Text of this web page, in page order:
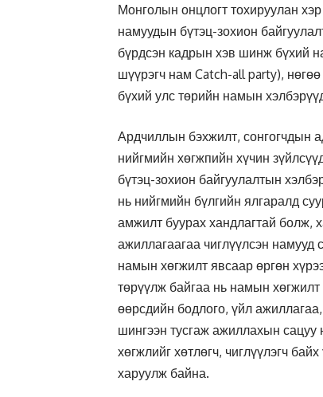
Монголын онцлогт тохируулан
намуудын бүтэц-зохион
бүрдсэн кадрын хэв шинж бүхий
шүүрэгч нам Catch-all party),
бүхий улс төрийн намын
Ардчиллын бэхжилт, сонгогчдын
нийгмийн хөгжпийн хүчин
бүтэц-зохион байгуулалтын
нь нийгмийн бүлгийн ялгаралд
амжилт буурах хандлагтай болж,
ажиллагаагаа чиглүүлсэн намууд
намын хөгжилт явсаар өргөн
төрүүлж байгаа нь намын
өөрсдийн бодлого, үйл
шингээн тусгаж ажиллахын сацуу
хөгжлийг хөтлөгч, чиглүүлэгч
харуулж байна.